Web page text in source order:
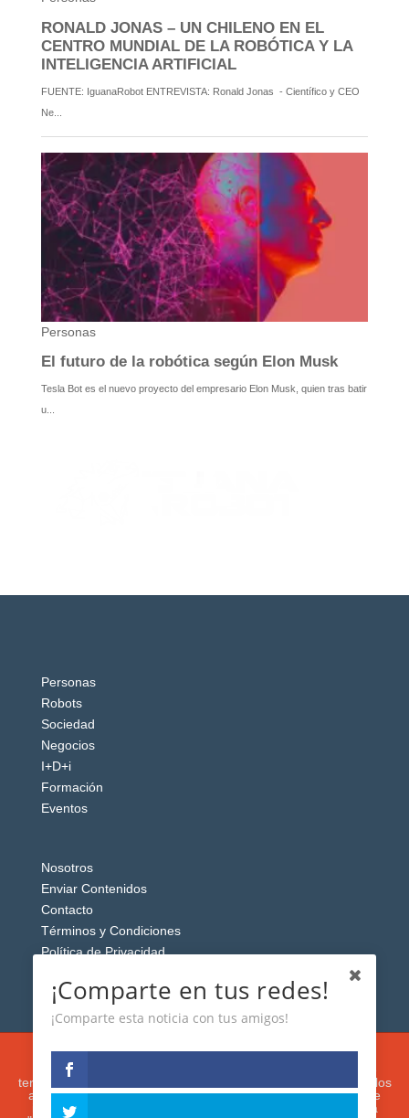
Personas
Robots
Sociedad
Negocios
I+D+i
Formación
Eventos
Nosotros
Enviar Contenidos
Contacto
Términos y Condiciones
Política de Privacidad
Esta web usa cookies analíticas y publicitarias (propias y de
terceros) para analizar el tráfico y personalizar el contenido y los
anuncios que le mostremos de acuerdo con su navegación e
intereses, buscando así mejorar su experiencia. Si presiona
¡Comparte en tus redes!
¡Comparte esta noticia con tus amigos!